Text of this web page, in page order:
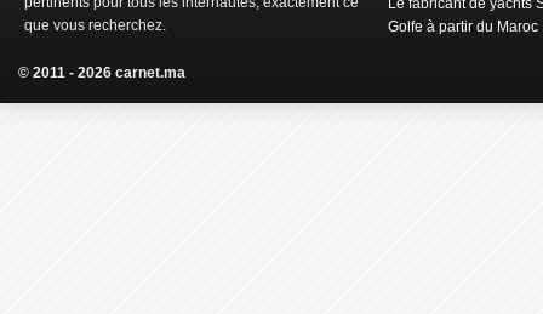
que vous recherchez.
Le fabricant de yachts
Golfe à partir du Maroc
© 2011 - 2026 carnet.ma